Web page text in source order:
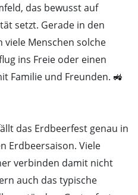
das bewusst auf
setzt. Gerade in den
viele Menschen solche
ins Freie oder einen
Familie und Freunden. 🚜
das Erdbeerfest genau in
Erdbeersaison. Viele
verbinden damit nicht
auch das typische